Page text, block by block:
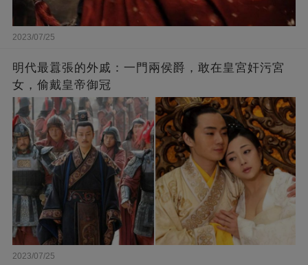
2023/07/25
​明代最囂張的外戚：一門兩侯爵，敢在皇宮奸污宮
女，偷戴皇帝御冠
2023/07/25